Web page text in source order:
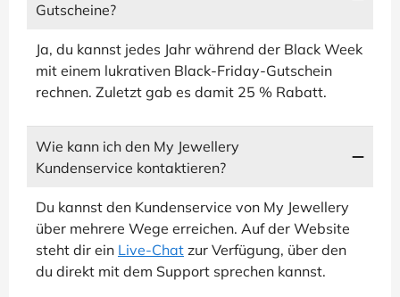
Gutscheine?
Ja, du kannst jedes Jahr während der Black Week
mit einem lukrativen Black-Friday-Gutschein
rechnen. Zuletzt gab es damit 25 % Rabatt.
Wie kann ich den My Jewellery
Kundenservice kontaktieren?
Du kannst den Kundenservice von My Jewellery
über mehrere Wege erreichen. Auf der Website
steht dir ein Live-Chat zur Verfügung, über den
du direkt mit dem Support sprechen kannst.